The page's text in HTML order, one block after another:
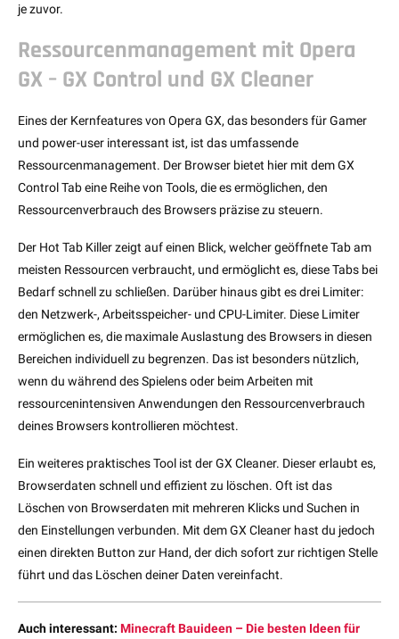
je zuvor.
Ressourcenmanagement mit Opera
GX – GX Control und GX Cleaner
Eines der Kernfeatures von Opera GX, das besonders für Gamer
und power-user interessant ist, ist das umfassende
Ressourcenmanagement. Der Browser bietet hier mit dem GX
Control Tab eine Reihe von Tools, die es ermöglichen, den
Ressourcenverbrauch des Browsers präzise zu steuern.
Der Hot Tab Killer zeigt auf einen Blick, welcher geöffnete Tab am
meisten Ressourcen verbraucht, und ermöglicht es, diese Tabs bei
Bedarf schnell zu schließen. Darüber hinaus gibt es drei Limiter:
den Netzwerk-, Arbeitsspeicher- und CPU-Limiter. Diese Limiter
ermöglichen es, die maximale Auslastung des Browsers in diesen
Bereichen individuell zu begrenzen. Das ist besonders nützlich,
wenn du während des Spielens oder beim Arbeiten mit
ressourcenintensiven Anwendungen den Ressourcenverbrauch
deines Browsers kontrollieren möchtest.
Ein weiteres praktisches Tool ist der GX Cleaner. Dieser erlaubt es,
Browserdaten schnell und effizient zu löschen. Oft ist das
Löschen von Browserdaten mit mehreren Klicks und Suchen in
den Einstellungen verbunden. Mit dem GX Cleaner hast du jedoch
einen direkten Button zur Hand, der dich sofort zur richtigen Stelle
führt und das Löschen deiner Daten vereinfacht.
Auch interessant: Minecraft Bauideen – Die besten Ideen für